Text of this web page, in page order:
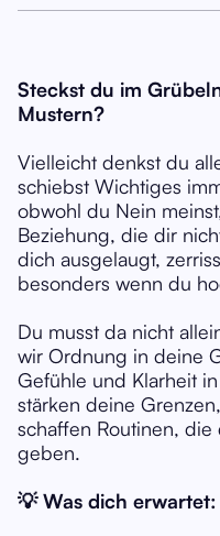
Steckst du im
Mustern?
Vielleicht denkst du
schiebst Wichtiges
obwohl du Nein
Beziehung, die dir
dich ausgelaugt,
besonders wenn du
Du musst da nicht
wir Ordnung in deine
Gefühle und Klarheit
stärken deine
schaffen Routinen,
geben.
💡 Was dich erwartet: